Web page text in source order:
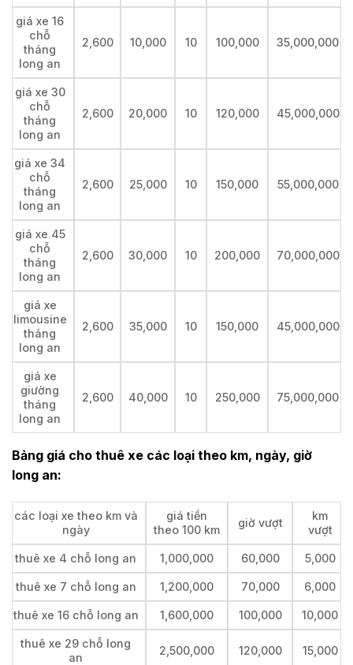
giá xe 16
chỗ
tháng
long an
2,600 10,000 10 100,000 35,000,000
giá xe 30
chỗ
tháng
long an
2,600 20,000 10 120,000 45,000,000
giá xe 34
chỗ
tháng
long an
2,600 25,000 10 150,000 55,000,000
giá xe 45
chỗ
tháng
long an
2,600 30,000 10 200,000 70,000,000
giá xe
limousine
tháng
long an
2,600 35,000 10 150,000 45,000,000
giá xe
giường
tháng
long an
2,600 40,000 10 250,000 75,000,000
Bảng giá cho thuê xe các loại theo km, ngày, giờ
long an:
các loại xe theo km và
ngày
giá tiền
theo 100 km
giờ vượt
km
vượt
thuê xe 4 chỗ long an 1,000,000 60,000 5,000
thuê xe 7 chỗ long an 1,200,000 70,000 6,000
thuê xe 16 chỗ long an 1,600,000 100,000 10,000
thuê xe 29 chỗ long
an
2,500,000 120,000 15,000